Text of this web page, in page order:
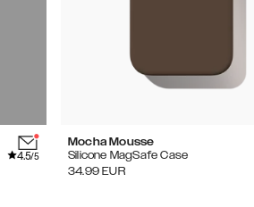
4.5/5
Mocha Mousse
Silicone MagSafe Case
34.99 EUR